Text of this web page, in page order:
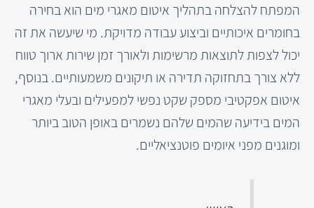
המפתח להצלחה בתהליך איטום מאגרי מים הוא בחירה
בחומרים איכותיים וביצוע עבודה מדויקת. מי שיעשה את זה
יכול לצפות לתוצאות מרשימות ולאורך זמן שירות ארוך טווח
ללא צורך בתחזוקה תדירה או תיקונים משמעותיים. בנוסף,
איטום אפקטיבי מספק שקט נפשי למפעילים ובעלי מאגרי
המים בידיעה שהמים שלהם נשמרים באופן הטוב ביותר
ומוגנים מפני איומים פוטנציאליים.